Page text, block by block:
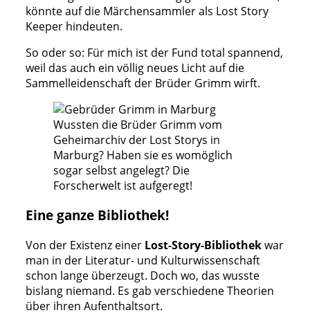
könnte auf die Märchensammler als Lost Story
Keeper hindeuten.
So oder so: Für mich ist der Fund total spannend,
weil das auch ein völlig neues Licht auf die
Sammelleidenschaft der Brüder Grimm wirft.
Wussten die Brüder Grimm vom
Geheimarchiv der Lost Storys in
Marburg? Haben sie es womöglich
sogar selbst angelegt? Die
Forscherwelt ist aufgeregt!
Eine ganze Bibliothek!
Von der Existenz einer Lost-Story-Bibliothekwar
man in der Literatur- und Kulturwissenschaft
schon lange überzeugt. Doch wo, das wusste
bislang niemand. Es gab verschiedene Theorien
über ihren Aufenthaltsort.